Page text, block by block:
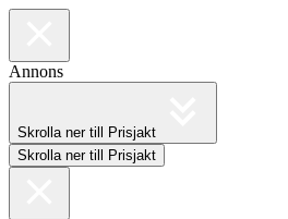
Annons
Skrolla ner till Prisjakt
Skrolla ner till Prisjakt